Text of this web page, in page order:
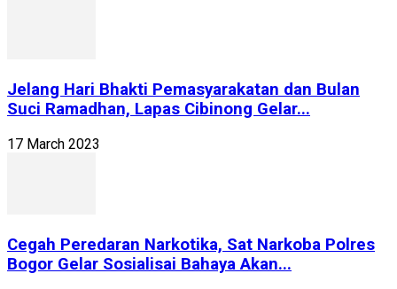
Jelang Hari Bhakti Pemasyarakatan dan Bulan
Suci Ramadhan, Lapas Cibinong Gelar...
17 March 2023
Cegah Peredaran Narkotika, Sat Narkoba Polres
Bogor Gelar Sosialisai Bahaya Akan...